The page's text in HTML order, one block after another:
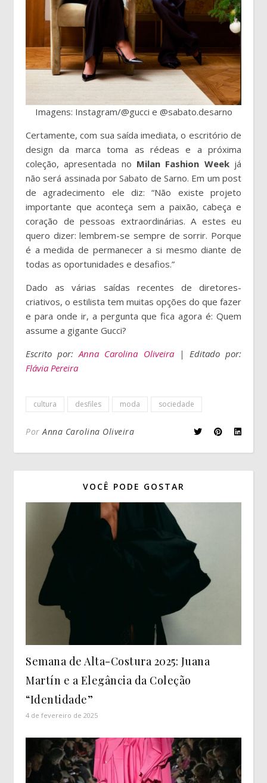
Imagens: Instagram/@gucci e @sabato.desarno
Certamente, com sua saída imediata, o escritório de
design da marca toma as rédeas e a próxima
coleção, apresentada no Milan Fashion Week já
não será assinada por Sabato de Sarno. Em um post
de agradecimento ele diz: “Não existe projeto
importante que aconteça sem a paixão, cabeça e
coração de pessoas extraordinárias. A estes eu
quero dizer: lembrem-se sempre de sorrir. Porque
é a medida de permanecer a si mesmo diante de
todas as oportunidades e desafios.”
Dado as várias saídas recentes de diretores-
criativos, o estilista tem muitas opções do que fazer
e para onde ir, a pergunta que fica agora é: Quem
assume a gigante Gucci?
Escrito por:Anna Carolina Oliveira| Editado por:
Flávia Pereira
cultura desfiles moda sociedade
PorAnna Carolina Oliveira
VOCÊ PODE GOSTAR
Semana de Alta-Costura 2025: Juana
Martín e a Elegância da Coleção
“Identidade”
4 de fevereiro de 2025